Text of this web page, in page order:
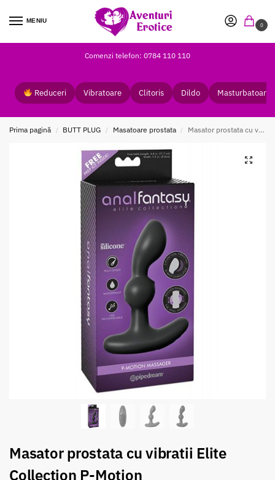
MENIU
0
Comenzi telefon: 0784 110 110
Reduceri Vibratoare Clitoris Dildo Masturbatoare
Prima pagină / BUTT PLUG / Masatoare prostata / Masator prostata cu vibratii Elite Collection P-Motion
Masator prostata cu vibratii Elite
Collection P-Motion